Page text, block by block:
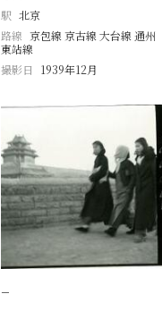
駅 北京
路線 京包線 京古線 大台線 通州
東站線
撮影日
1939年12月
−